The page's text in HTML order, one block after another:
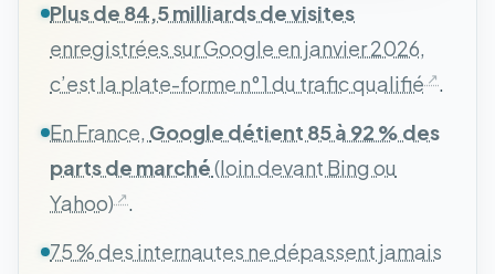
Plus de 84,5 milliards de visites
enregistrées sur Google en janvier 2026,
c’est la plate-forme n°1 du trafic qualifié
.
En France, Google détient 85 à 92 % des
parts de marché(loin devant Bing ou
Yahoo)
.
75 % des internautes ne dépassent jamais